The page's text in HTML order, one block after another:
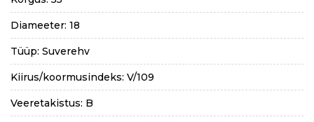
Diameeter: 18
Tüüp: Suverehv
Kiirus/koormusindeks: V/109
Veeretakistus: B